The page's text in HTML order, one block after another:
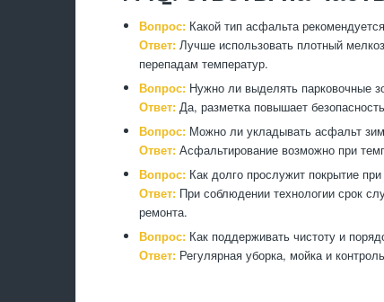
Вопрос: Какой тип асфальта
Ответ: Лучше использовать плотный
перепадам температур.
Вопрос: Нужно ли выделять парковочные
Ответ: Да, разметка повышает
Вопрос: Можно ли укладывать асфальт
Ответ: Асфальтирование возможно при
Вопрос: Как долго прослужит покрытие
Ответ: При соблюдении технологии срок
ремонта.
Вопрос: Как поддерживать чистоту и
Ответ: Регулярная уборка, мойка и